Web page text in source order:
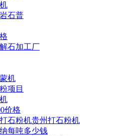
石普
石加工厂
机
项目
价格
石粉机贵州打石粉机
每吨多少钱